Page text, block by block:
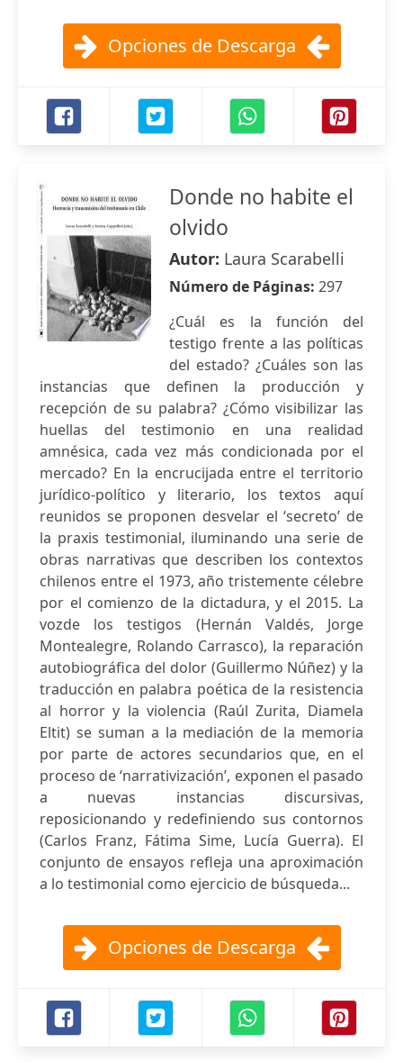
Opciones de Descarga
Donde no habite el
olvido
Autor: Laura Scarabelli
Número de Páginas: 297
¿Cuál es la función del
testigo frente a las políticas
del estado? ¿Cuáles son las
instancias que definen la producción y
recepción de su palabra? ¿Cómo visibilizar las
huellas del testimonio en una realidad
amnésica, cada vez más condicionada por el
mercado? En la encrucijada entre el territorio
jurídico-político y literario, los textos aquí
reunidos se proponen desvelar el ‘secreto’ de
la praxis testimonial, iluminando una serie de
obras narrativas que describen los contextos
chilenos entre el 1973, año tristemente célebre
por el comienzo de la dictadura, y el 2015. La
vozde los testigos (Hernán Valdés, Jorge
Montealegre, Rolando Carrasco), la reparación
autobiográfica del dolor (Guillermo Núñez) y la
traducción en palabra poética de la resistencia
al horror y la violencia (Raúl Zurita, Diamela
Eltit) se suman a la mediación de la memoria
por parte de actores secundarios que, en el
proceso de ‘narrativización’, exponen el pasado
a nuevas instancias discursivas,
reposicionando y redefiniendo sus contornos
(Carlos Franz, Fátima Sime, Lucía Guerra). El
conjunto de ensayos refleja una aproximación
a lo testimonial como ejercicio de búsqueda...
Opciones de Descarga